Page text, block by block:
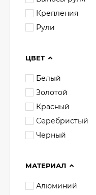
Крепления
Рули
ЦВЕТ
Белый
Золотой
Красный
Серебристый
Черный
МАТЕРИАЛ
Алюминий